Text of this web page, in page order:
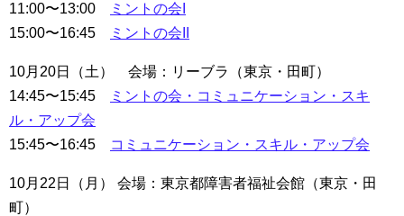
11:00〜13:00
ミントの会I
15:00〜16:45
ミントの会II
10月20日（土） 会場：リーブラ（東京・田町）
14:45〜15:45
ミントの会・コミュニケーション・スキ
ル・アップ会
15:45〜16:45
コミュニケーション・スキル・アップ会
10月22日（月） 会場：東京都障害者福祉会館（東京・田
町）